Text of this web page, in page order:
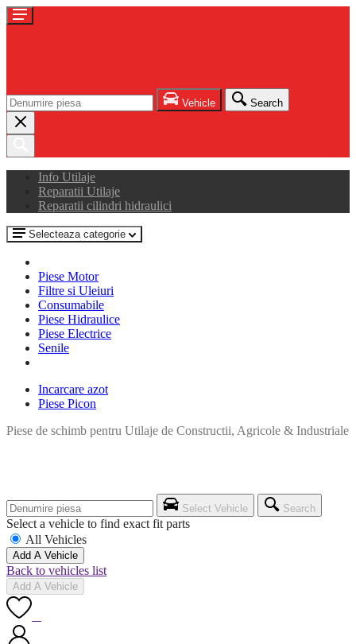
Vehicle Search
Info Utilaje
Reparatii Utilaje
Reparatii cilindri hidraulici
Selecteaza categorie
Piese Motor
Filtre si Uleiuri
Consumabile
Piese Hidraulice
Piese Electrice
Senile
Incarcare azot
Piese Picon
Piese de schimb pentru Utilaje de Constructii, Agricole & Industriale
Select Vehicle Search
Select a vehicle to find exact fit parts
All Vehicles
Add A Vehicle
Back to vehicles list
Add A Vehicle